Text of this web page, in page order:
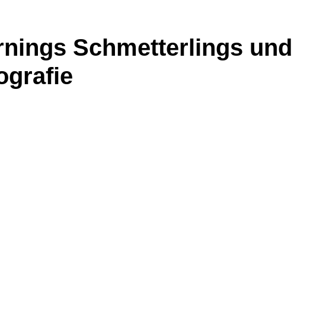
Schmetterlings und